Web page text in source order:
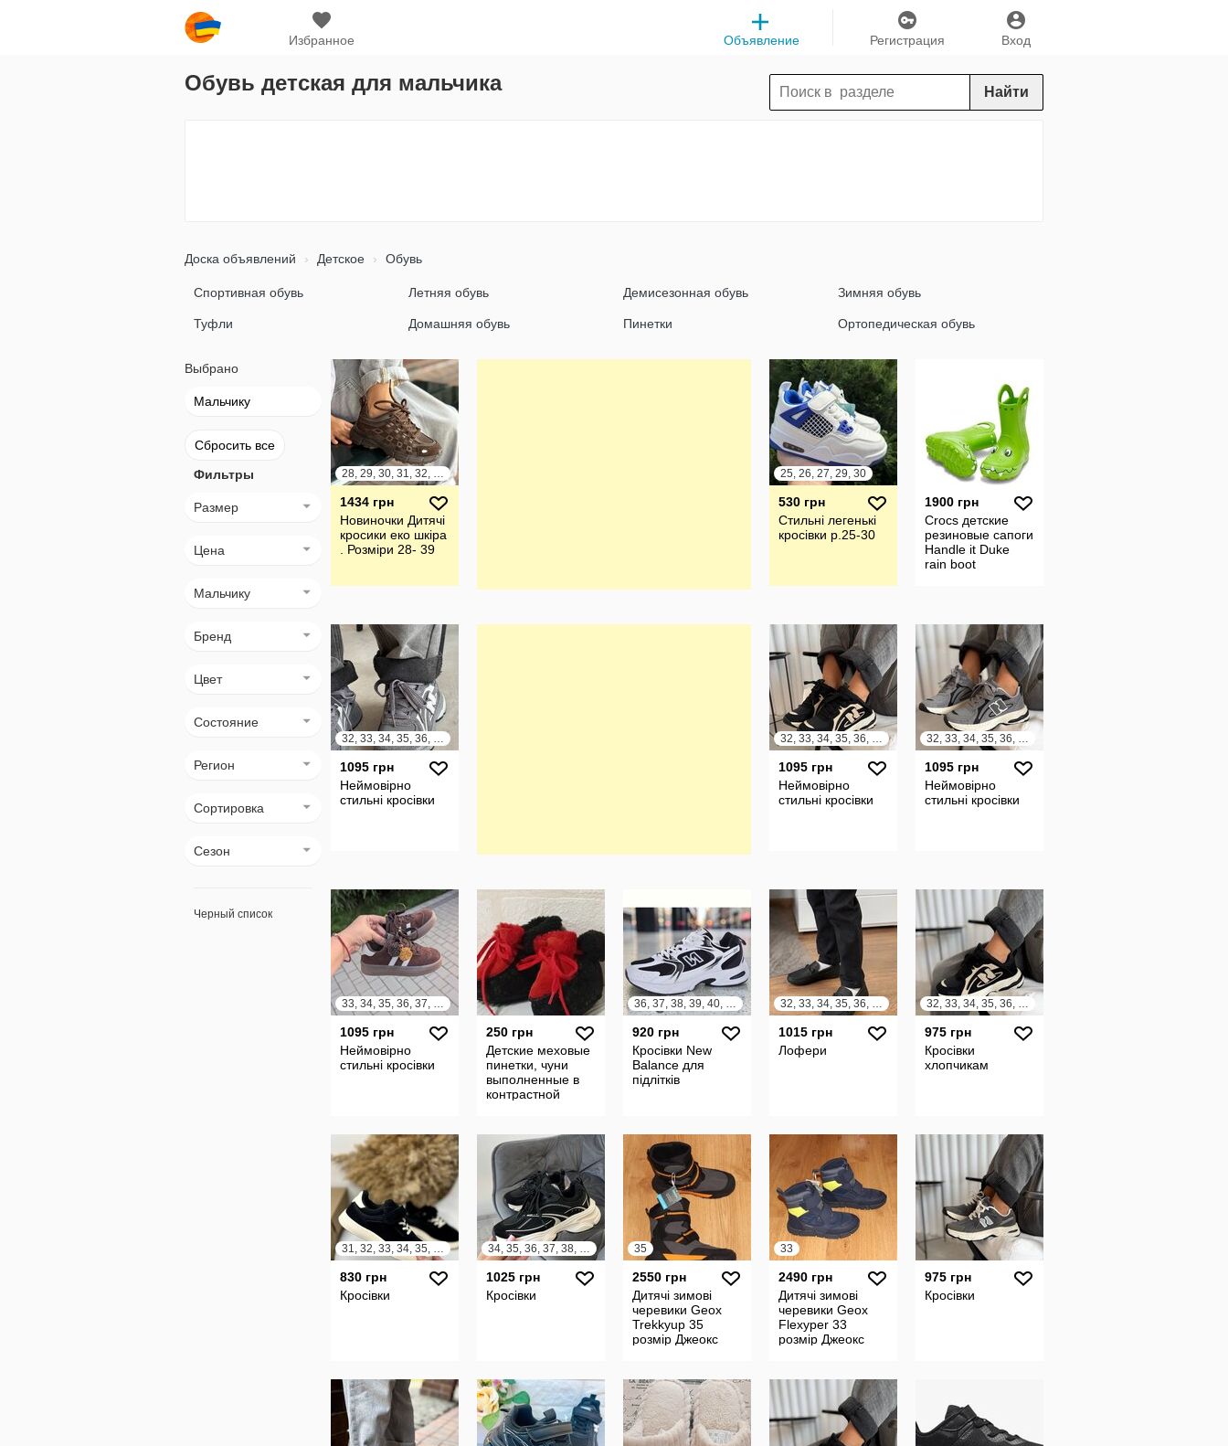
Избранное Вход
Регистрация
Объявление
Обувь детская для мальчика Найти
Доска объявлений Детское Обувь
Спортивная обувь Летняя обувь Демисезонная обувь Зимняя обувь
Туфли Домашняя обувь Пинетки Ортопедическая обувь
Выбрано
Мальчику
Сбросить все
Фильтры
Размер
Цена
Мальчику
Бренд
Цвет
Состояние
Регион
Сортировка
Сезон
Черный список
28, 29, 30, 31, 32, 33, 34, 35, 36, 37, 38, 39
1434 грн
Новиночки Дитячі
кросики еко шкіра
. Розміри 28- 39
25, 26, 27, 29, 30
530 грн
Стильні легенькі
кросівки р.25-30
1900 грн
Crocs детские
резиновые сапоги
Handle it Duke
rain boot
32, 33, 34, 35, 36, 37
1095 грн
Неймовірно
стильні кросівки
32, 33, 34, 35, 36, 37
1095 грн
Неймовірно
стильні кросівки
32, 33, 34, 35, 36, 37
1095 грн
Неймовірно
стильні кросівки
33, 34, 35, 36, 37, 38
1095 грн
Неймовірно
стильні кросівки
250 грн
Детские меховые
пинетки, чуни
выполненные в
контрастной
завязками-
шнуркам
36, 37, 38, 39, 40, 41
920 грн
Кросівки New
Balance для
підлітків
32, 33, 34, 35, 36, 37
1015 грн
Лофери
32, 33, 34, 35, 36, 37
975 грн
Кросівки
хлопчикам
31, 32, 33, 34, 35, 36, 37, 38
830 грн
Кросівки
34, 35, 36, 37, 38, 39
1025 грн
Кросівки
35
2550 грн
Дитячі зимові
черевики Geox
Trekkyup 35
розмір Джеокс
33
2490 грн
Дитячі зимові
черевики Geox
Flexyper 33
розмір Джеокс
975 грн
Кросівки